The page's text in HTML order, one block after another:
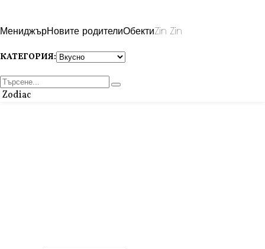
МениджърНовите родителиОбектиZin Zin
КАТЕГОРИЯ:
Zodiac